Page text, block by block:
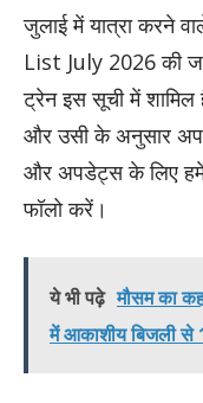
जुलाई में यात्रा करने
List July 2026 की
ट्रेन इस सूची में
और उसी के अनुसार
और अपडेट्स के लिए
फॉलो करें।
ये भी पढ़े मौसम का
में आकाशीय बिजली से